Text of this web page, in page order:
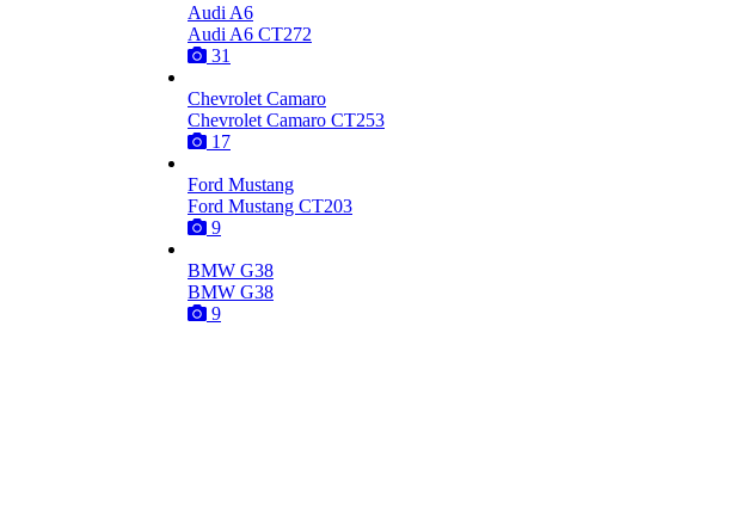
Audi A6
Audi A6 CT272
31
Chevrolet Camaro
Chevrolet Camaro CT253
17
Ford Mustang
Ford Mustang CT203
9
BMW G38
BMW G38
9